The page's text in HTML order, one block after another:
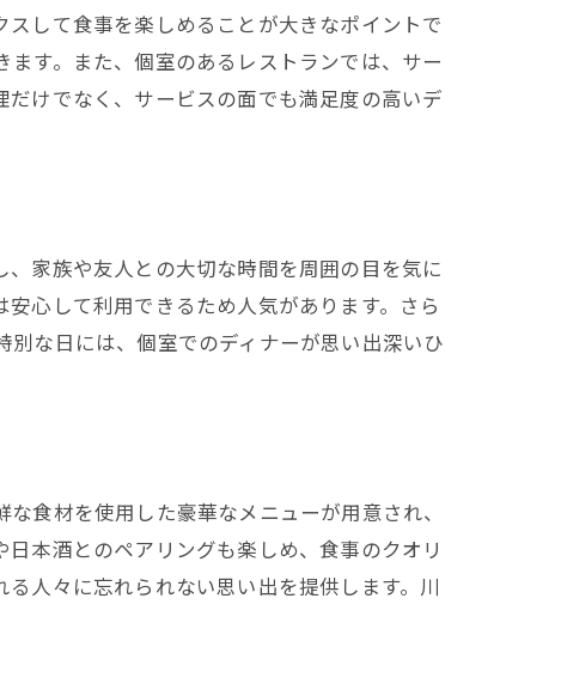
して食事を楽しめることが大きなポイントで
す。また、個室のあるレストランでは、サー
けでなく、サービスの面でも満足度の高いデ
家族や友人との大切な時間を周囲の目を気に
心して利用できるため人気があります。さら
な日には、個室でのディナーが思い出深いひ
食材を使用した豪華なメニューが用意され、
本酒とのペアリングも楽しめ、食事のクオリ
人々に忘れられない思い出を提供します。川